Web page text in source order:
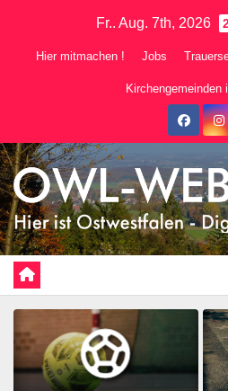
Fr.. Aug. 7th, 2026
Hier mitmachen ! Jobs
Kirchengemeinden